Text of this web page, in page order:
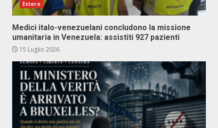
Estero
Medici italo-venezuelani concludono la missione
umanitaria in Venezuela: assistiti 927 pazienti
15 Luglio 2026